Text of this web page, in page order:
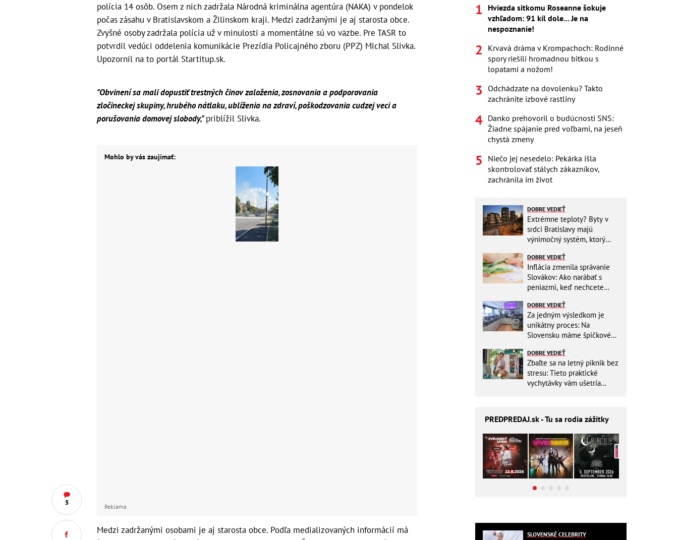
5
polícia 14 osôb. Osem z nich zadržala Národná kriminálna agentúra (NAKA) v pondelok
počas zásahu v Bratislavskom a Žilinskom kraji. Medzi zadržanými je aj starosta obce.
Zvyšné osoby zadržala polícia už v minulosti a momentálne sú vo väzbe. Pre TASR to
potvrdil vedúci oddelenia komunikácie Prezídia Policajného zboru (PPZ) Michal Slivka.
Upozornil na to portál Startitup.sk.
"Obvinení sa mali dopustiť trestných činov založenia, zosnovania a podporovania
zločineckej skupiny, hrubého nátlaku, ublíženia na zdraví, poškodzovania cudzej veci a
porušovania domovej slobody,"priblížil Slivka.
Mohlo by vás zaujímať:
Reklama
Medzi zadržanými osobami je aj starosta obce. Podľa medializovaných informácií má
Hviezda sitkomu Roseanne šokuje
vzhľadom: 91 kíl dole... Je na
nespoznanie!
Krvavá dráma v Krompachoch: Rodinné
spory riešili hromadnou bitkou s
lopatami a nožom!
Odchádzate na dovolenku? Takto
zachránite izbové rastliny
Danko prehovoril o budúcnosti SNS:
Žiadne spájanie pred voľbami, na jeseň
chystá zmeny
Niečo jej nesedelo: Pekárka išla
skontrolovať stálych zákazníkov,
zachránila im život
DOBRE VEDIEŤ
Extrémne teploty? Byty v
srdci Bratislavy majú
výnimočný systém, ktorý
DOBRE VEDIEŤ
Inflácia zmenila správanie
Slovákov: Ako narábať s
peniazmi, keď nechcete
DOBRE VEDIEŤ
Za jedným výsledkom je
unikátny proces: Na
Slovensku máme špičkové
DOBRE VEDIEŤ
Zbaľte sa na letný piknik bez
stresu: Tieto praktické
vychytávky vám ušetria
PREDPREDAJ.sk - Tu sa rodia zážitky
SLOVENSKÉ CELEBRITY